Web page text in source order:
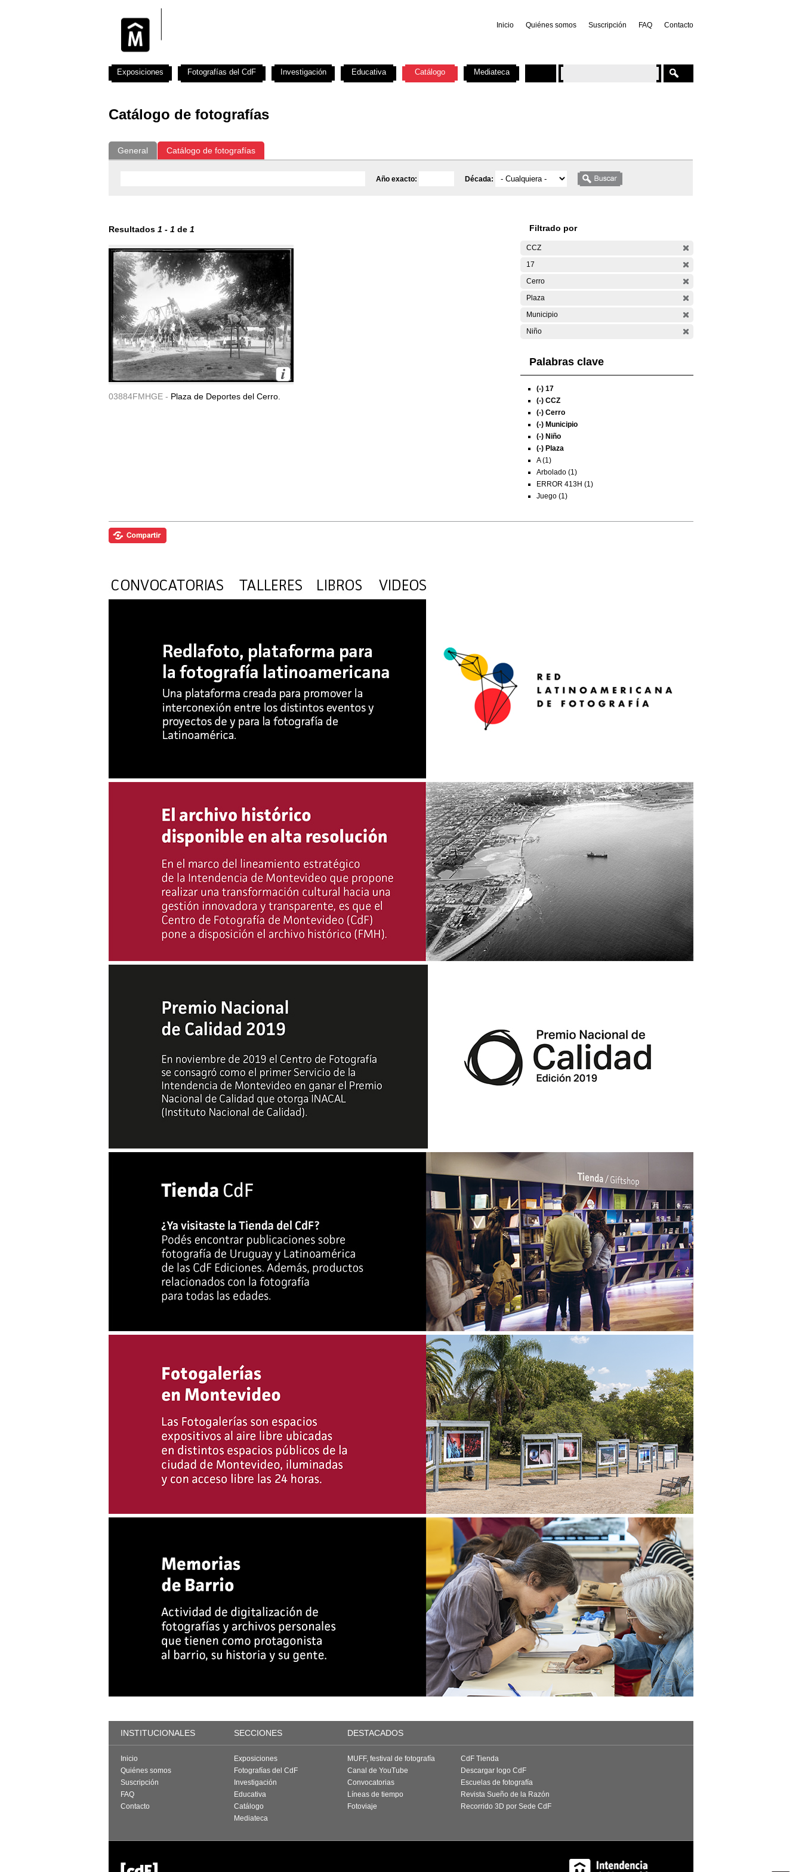
Inicio Quiénes somos Suscripción FAQ Contacto
Catálogo de fotografías
General Catálogo de fotografías
Año exacto: Década:
Resultados 1 - 1 de 1
03884FMHGE - Plaza de Deportes del Cerro.
Filtrado por
CCZ
17
Cerro
Plaza
Municipio
Niño
Palabras clave
(-) 17
(-) CCZ
(-) Cerro
(-) Municipio
(-) Niño
(-) Plaza
A (1)
Arbolado (1)
ERROR 413H (1)
Juego (1)
Exposiciones Fotografías del CdF Investigación Educativa Catálogo Mediateca
INSTITUCIONALES SECCIONES DESTACADOS
Inicio
Quiénes somos
Suscripción
FAQ
Contacto
Exposiciones
Fotografías del CdF
Investigación
Educativa
Catálogo
Mediateca
MUFF, festival de fotografía
Canal de YouTube
Convocatorias
Líneas de tiempo
Fotoviaje
CdF Tienda
Descargar logo CdF
Escuelas de fotografía
Revista Sueño de la Razón
Recorrido 3D por Sede CdF